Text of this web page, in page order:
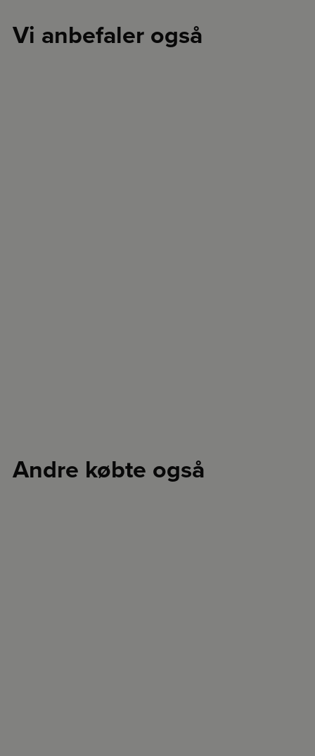
Vi anbefaler også
Andre købte også